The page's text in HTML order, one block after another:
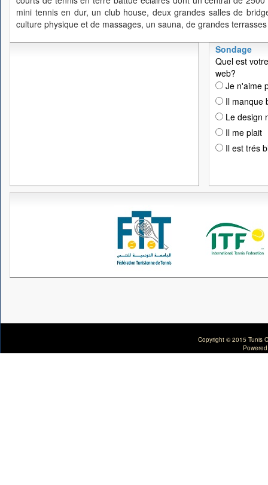
mini tennis en dur, un club house, deux grandes salles de
culture physique et de massages, un sauna, de grandes
Sondage
Quel est
web?
Je n'aime
Il manque
Le design
Il me plait
Il est trés
Copyright © 2015 Tunis